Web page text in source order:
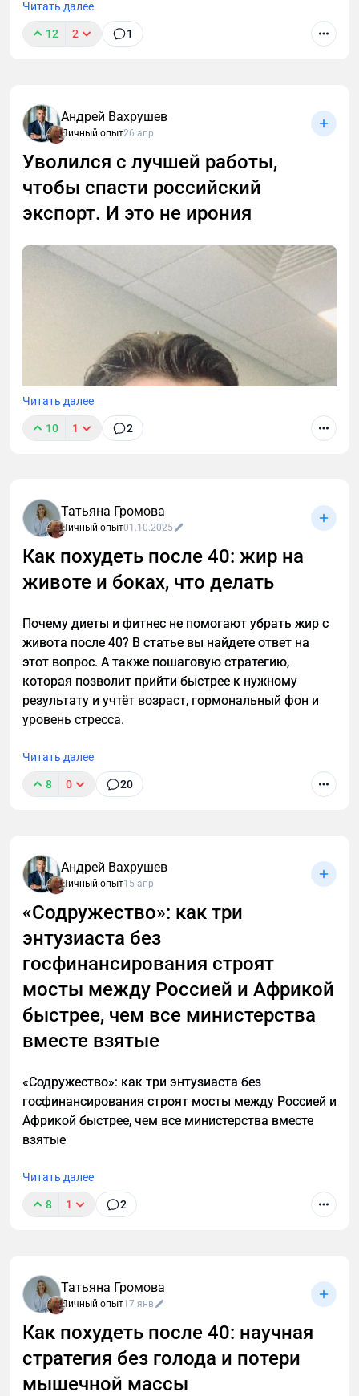
В этой статье разберём, чем инвестиционный
проект отличается от «классического» ремонта,
как собственнику избежать типичных ошибок и
максимально окупить вложения.
Читать далее
12 2 1
Андрей Вахрушев
Личный опыт26 апр
Уволился с лучшей работы,
чтобы спасти российский
экспорт. И это не ирония
Читать далее
10 1 2
Татьяна Громова
Личный опыт01.10.2025
Как похудеть после 40: жир на
животе и боках, что делать
Почему диеты и фитнес не помогают убрать жир с
живота после 40? В статье вы найдете ответ на
этот вопрос. А также пошаговую стратегию,
которая позволит прийти быстрее к нужному
результату и учтёт возраст, гормональный фон и
уровень стресса.
Читать далее
8 0 20
Андрей Вахрушев
Личный опыт15 апр
«Содружество»: как три
энтузиаста без
госфинансирования строят
мосты между Россией и Африкой
быстрее, чем все министерства
вместе взятые
«Содружество»: как три энтузиаста без
госфинансирования строят мосты между Россией и
Африкой быстрее, чем все министерства вместе
взятые
Читать далее
8 1 2
Татьяна Громова
Личный опыт17 янв
Как похудеть после 40: научная
стратегия без голода и потери
мышечной массы